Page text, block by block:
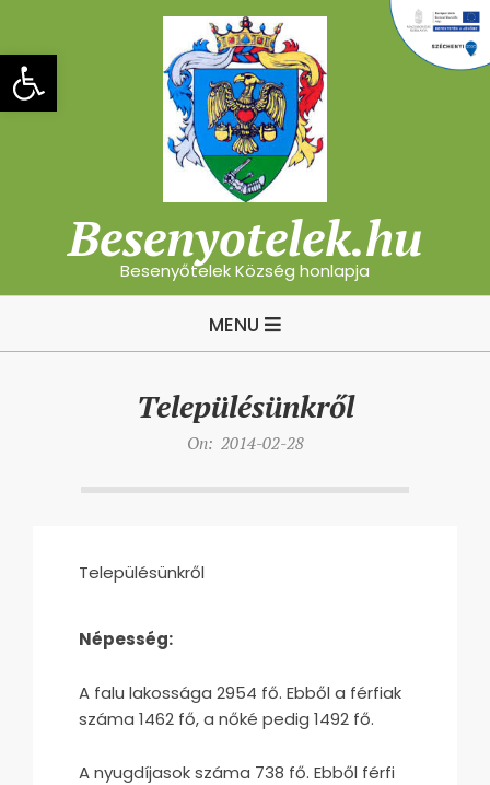
Eszköztár megnyitása
content
Besenyotelek.hu
Besenyőtelek Község honlapja
MENU
Településünkről
On: 2014-02-28
Településünkről
Népesség:
A falu lakossága 2954 fő. Ebből a férfiak
száma 1462 fő, a nőké pedig 1492 fő.
A nyugdíjasok száma 738 fő. Ebből férfi